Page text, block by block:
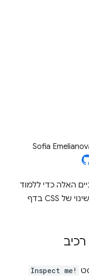
Sofia
האלה כדי ללמוד
את העקרונות הבסיסיים של הצגה ושינוי של CSS בדף
Inspect me!